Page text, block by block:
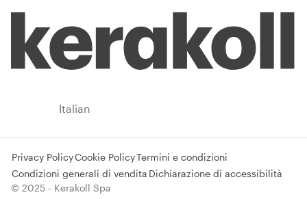
Italian
Privacy PolicyCookie PolicyTermini e condizioni
Condizioni generali di vendita Dichiarazione di accessibilità
© 2025 - Kerakoll Spa